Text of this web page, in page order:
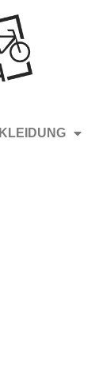
KLEIDUNG